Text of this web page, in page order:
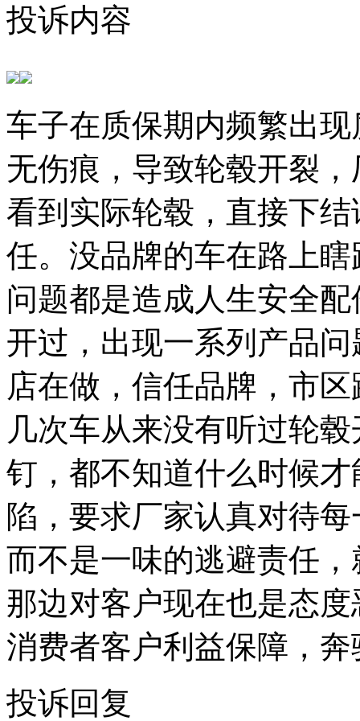
投诉内容
车子在质保期内频繁出
无伤痕，导致轮毂开裂
看到实际轮毂，直接下
任。没品牌的车在路上
问题都是造成人生安全
开过，出现一系列产品
店在做，信任品牌，市
几次车从来没有听过轮
钉，都不知道什么时候
陷，要求厂家认真对待
而不是一味的逃避责任
那边对客户现在也是态
消费者客户利益保障，
投诉回复